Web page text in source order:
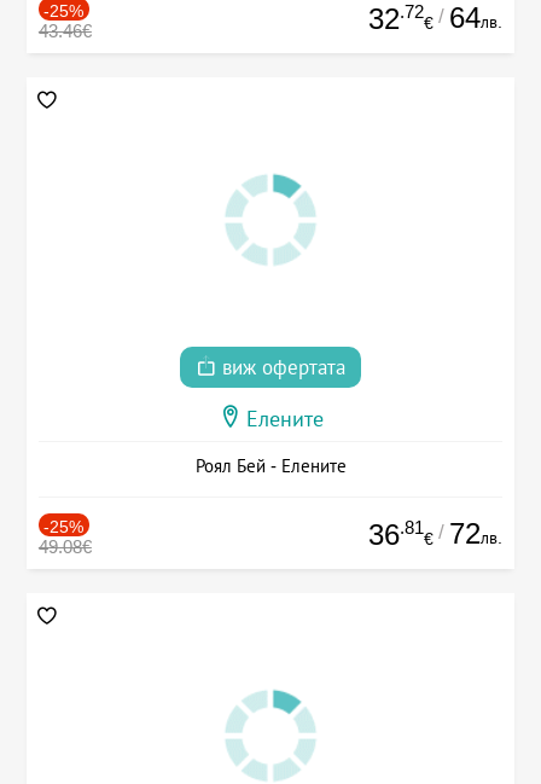
-25%
43.46€ 32.72
€ / 64лв.
виж офертата
Елените
Роял Бей - Елените
-25%
49.08€ 36.81
€ / 72лв.